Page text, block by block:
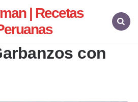
| Recetas
con